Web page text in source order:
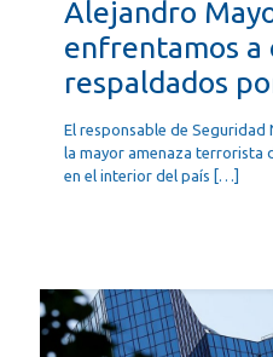
Alejandro
enfrentamos a
respaldados
El responsable de Seguridad
la mayor amenaza terrorista
en el interior del país […]